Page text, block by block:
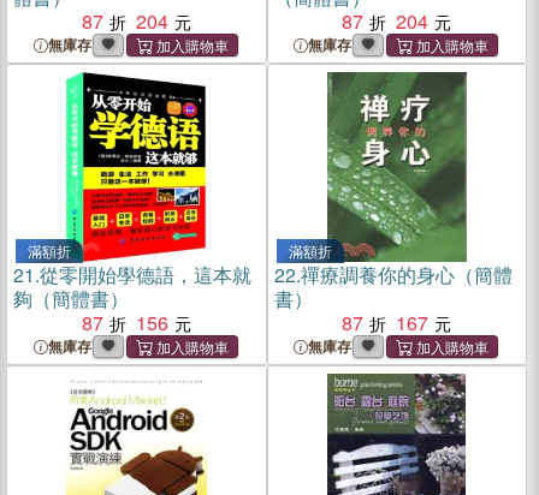
87
204
無庫存
87
204
無庫存
滿額折
21.從零開始學德語，這本就
夠（簡體書）
87
156
無庫存
滿額折
22.禪療調養你的身心（簡體
書）
87
167
無庫存